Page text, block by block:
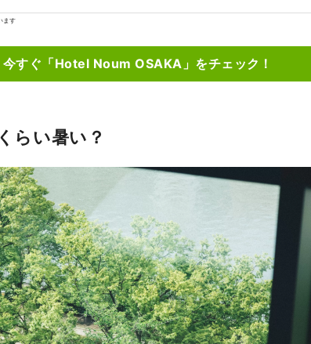
ます
今すぐ「Hotel Noum OSAKA」をチェック！
らい暑い？